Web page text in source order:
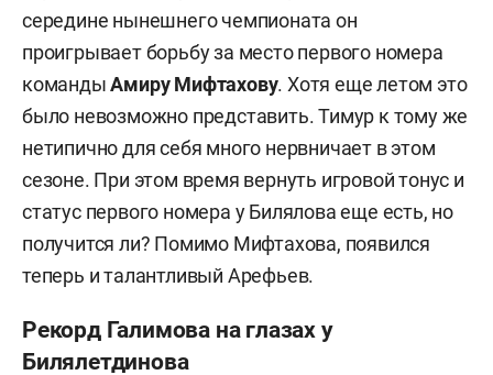
середине нынешнего чемпионата он
проигрывает борьбу за место первого номера
командыАмиру Мифтахову. Хотя еще летом это
было невозможно представить. Тимур к тому же
нетипично для себя много нервничает в этом
сезоне. При этом время вернуть игровой тонус и
статус первого номера у Билялова еще есть, но
получится ли? Помимо Мифтахова, появился
теперь и талантливый Арефьев.
Рекорд Галимова на глазах у
Билялетдинова